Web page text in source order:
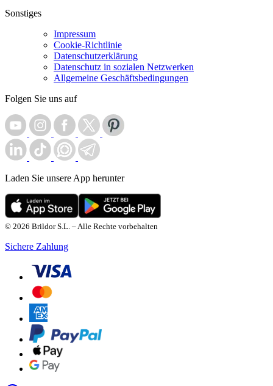
Sonstiges
Impressum
Cookie-Richtlinie
Datenschutzerklärung
Datenschutz in sozialen Netzwerken
Allgemeine Geschäftsbedingungen
Folgen Sie uns auf
Laden Sie unsere App herunter
© 2026 Brildor S.L. – Alle Rechte vorbehalten
Sichere Zahlung